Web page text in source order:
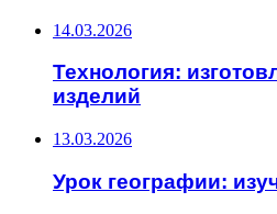
14.03.2026
Технология:
изделий
13.03.2026
Урок географии: